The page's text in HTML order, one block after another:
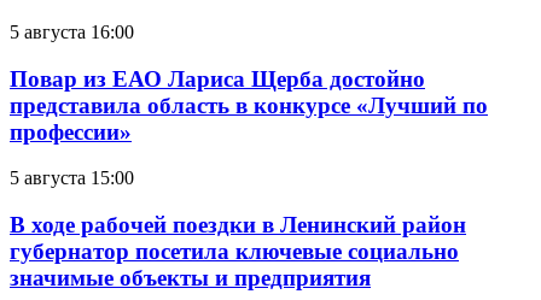
5 августа 16:00
Повар из ЕАО Лариса Щерба достойно
представила область в конкурсе «Лучший по
профессии»
5 августа 15:00
В ходе рабочей поездки в Ленинский район
губернатор посетила ключевые социально
значимые объекты и предприятия